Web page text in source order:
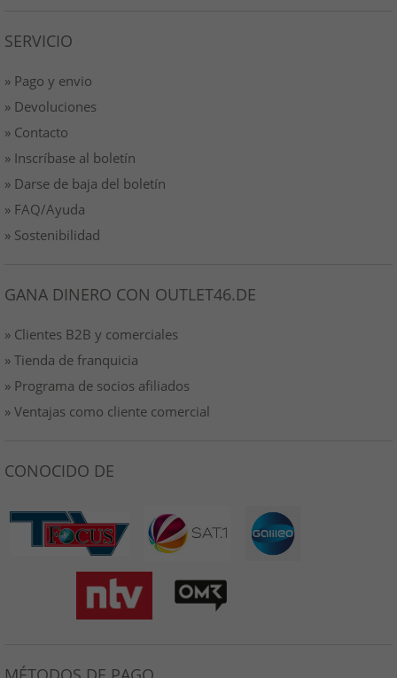
SERVICIO
» Pago y envio
» Devoluciones
» Contacto
» Inscríbase al boletín
» Darse de baja del boletín
» FAQ/Ayuda
» Sostenibilidad
GANA DINERO CON OUTLET46.DE
» Clientes B2B y comerciales
» Tienda de franquicia
» Programa de socios afiliados
» Ventajas como cliente comercial
CONOCIDO DE